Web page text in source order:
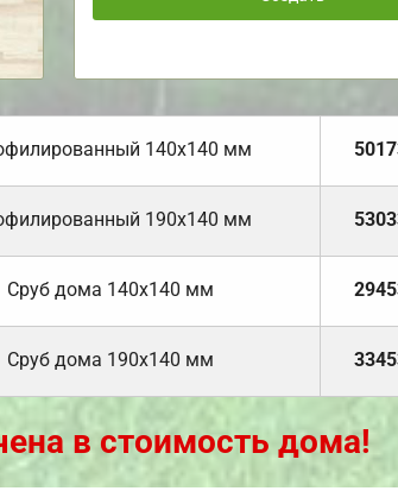
140х140 мм
190х140 мм
Cруб дома 140х140 мм
Cруб дома 190х140 мм
в стоимость дома!